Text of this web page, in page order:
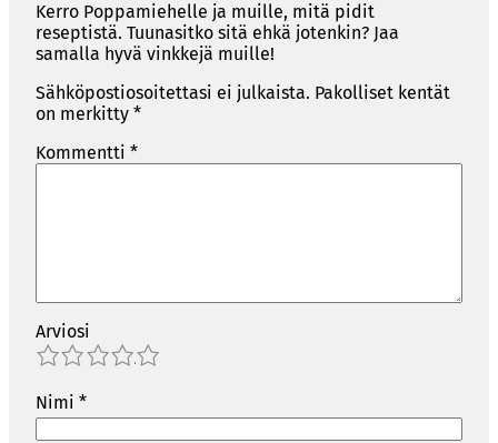
Kerro Poppamiehelle ja muille, mitä pidit
reseptistä. Tuunasitko sitä ehkä jotenkin? Jaa
samalla hyvä vinkkejä muille!
Sähköpostiosoitettasi ei julkaista. Pakolliset kentät
on merkitty *
Kommentti *
Arviosi
4
3
2
1
Nimi *